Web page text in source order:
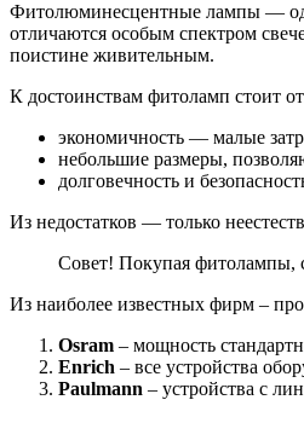
Фитолюминесцентные лампы —
отличаются особым спектром
поистине живительным.
К достоинствам фитоламп стоит
экономичность — малые
небольшие размеры,
долговечность и
Из недостатков — только
Совет! Покупая фитолампы,
Из наиболее известных фирм –
Osram – мощность
Enrich – все устройства
Paulmann – устройства с